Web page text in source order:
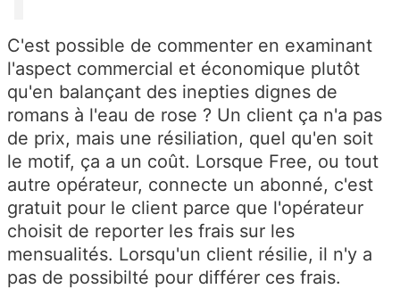
C'est possible de commenter en examinant
l'aspect commercial et économique plutôt
qu'en balançant des inepties dignes de
romans à l'eau de rose ? Un client ça n'a pas
de prix, mais une résiliation, quel qu'en soit
le motif, ça a un coût. Lorsque Free, ou tout
autre opérateur, connecte un abonné, c'est
gratuit pour le client parce que l'opérateur
choisit de reporter les frais sur les
mensualités. Lorsqu'un client résilie, il n'y a
pas de possibilté pour différer ces frais.